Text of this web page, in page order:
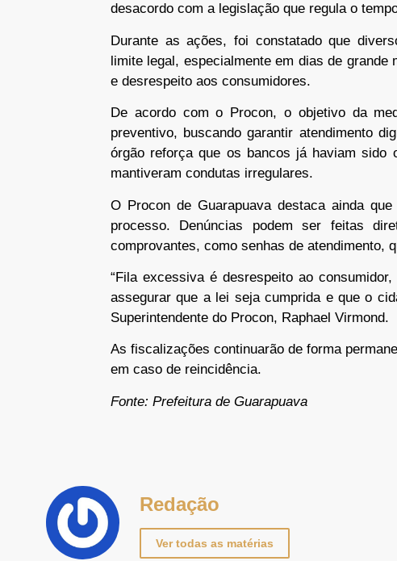
desacordo com a legislação que regula o
Durante as ações, foi constatado que
limite legal, especialmente em dias de
e desrespeito aos consumidores.
De acordo com o Procon, o objetivo da
preventivo, buscando garantir atendimento
órgão reforça que os bancos já haviam sido
mantiveram condutas irregulares.
O Procon de Guarapuava destaca ainda
processo. Denúncias podem ser feitas
comprovantes, como senhas de atendimento,
“Fila excessiva é desrespeito ao
assegurar que a lei seja cumprida e que o
Superintendente do Procon, Raphael Virmond.
As fiscalizações continuarão de forma
em caso de reincidência.
Fonte: Prefeitura de Guarapuava
Redação
Ver todas as matérias